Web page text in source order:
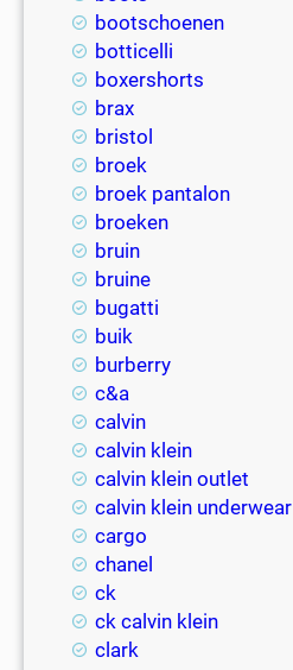
bootschoenen
botticelli
boxershorts
brax
bristol
broek
broek pantalon
broeken
bruin
bruine
bugatti
buik
burberry
c&a
calvin
calvin klein
calvin klein outlet
calvin klein underwear
cargo
chanel
ck
ck calvin klein
clark